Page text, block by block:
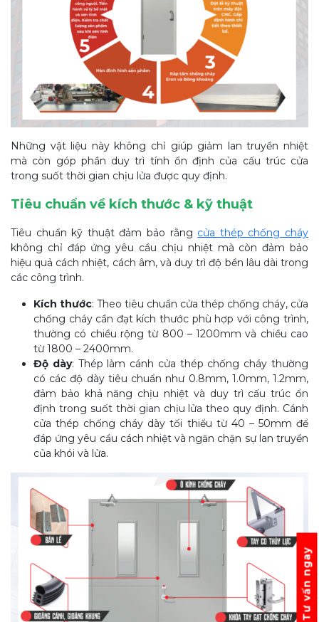
Những vật liệu này không chỉ giúp giảm lan truyền nhiệt
mà còn góp phần duy trì tính ổn định của cấu trúc cửa
trong suốt thời gian chịu lửa được quy định.
Tiêu chuẩn về kích thước & kỹ thuật
Tiêu chuẩn kỹ thuật đảm bảo rằng cửa thép chống cháy
không chỉ đáp ứng yêu cầu chịu nhiệt mà còn đảm bảo
hiệu quả cách nhiệt, cách âm, và duy trì độ bền lâu dài trong
các công trình.
Kích thước: Theo tiêu chuẩn cửa thép chống cháy, cửa
chống cháy cần đạt kích thước phù hợp với công trình,
thường có chiều rộng từ 800 – 1200mm và chiều cao
từ 1800 – 2400mm.
Độ dày: Thép làm cánh cửa thép chống cháy thường
có các độ dày tiêu chuẩn như 0.8mm, 1.0mm, 1.2mm,
đảm bảo khả năng chịu nhiệt và duy trì cấu trúc ổn
định trong suốt thời gian chịu lửa theo quy định. Cánh
cửa thép chống cháy dày tối thiểu từ 40 – 50mm để
đáp ứng yêu cầu cách nhiệt và ngăn chặn sự lan truyền
của khói và lửa.
Tư vấn ngay